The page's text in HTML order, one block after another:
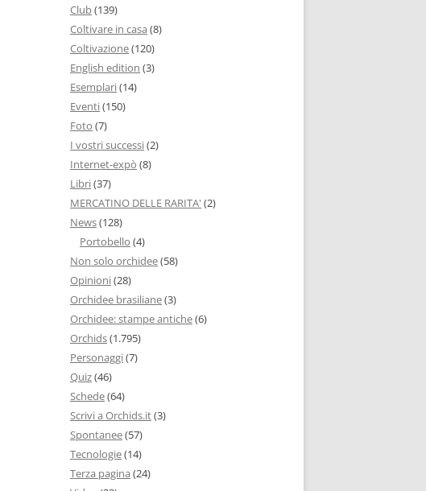
Club(139)
Coltivare in casa (8)
Coltivazione(120)
English edition (3)
Esemplari(14)
Eventi(150)
Foto (7)
I vostri successi(2)
Internet-expò (8)
Libri(37)
MERCATINO DELLE RARITA' (2)
News(128)
Portobello (4)
Non solo orchidee(58)
Opinioni(28)
Orchidee brasiliane(3)
Orchidee: stampe antiche(6)
Orchids(1.795)
Personaggi(7)
Quiz(46)
Schede(64)
Scrivi a Orchids.it(3)
Spontanee(57)
Tecnologie(14)
Terza pagina (24)